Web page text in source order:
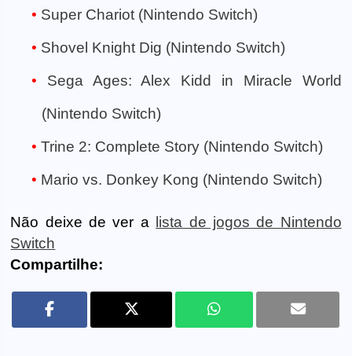
Super Chariot (Nintendo Switch)
Shovel Knight Dig (Nintendo Switch)
Sega Ages: Alex Kidd in Miracle World
(Nintendo Switch)
Trine 2: Complete Story (Nintendo Switch)
Mario vs. Donkey Kong (Nintendo Switch)
Não deixe de ver a
lista de jogos de Nintendo
Switch
Compartilhe: